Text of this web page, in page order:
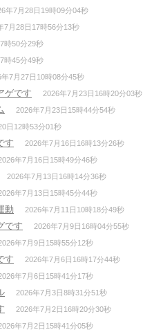
年7月28日19時09分04秒
7月28日17時56分13秒
時50分29秒
時45分49秒
年7月27日10時08分45秒
ゲです 2026年7月23日16時20分03秒
2026年7月23日15時44分54秒
日12時53分01秒
す 2026年7月16日16時13分26秒
年7月16日15時49分46秒
2026年7月13日16時14分36秒
年7月13日15時45分44秒
動 2026年7月11日10時18分49秒
です 2026年7月9日16時04分55秒
年7月9日15時55分12秒
す 2026年7月6日16時17分44秒
年7月6日15時41分17秒
2026年7月3日8時31分51秒
2026年7月2日16時20分30秒
年7月2日15時41分05秒